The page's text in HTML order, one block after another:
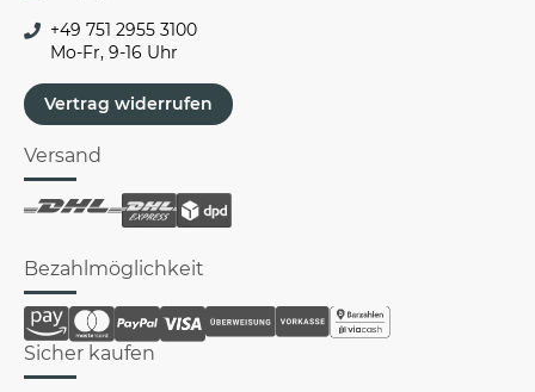
+49 751 2955 3100
Mo-Fr, 9-16 Uhr
Vertrag widerrufen
Versand
Bezahlmöglichkeit
Sicher kaufen